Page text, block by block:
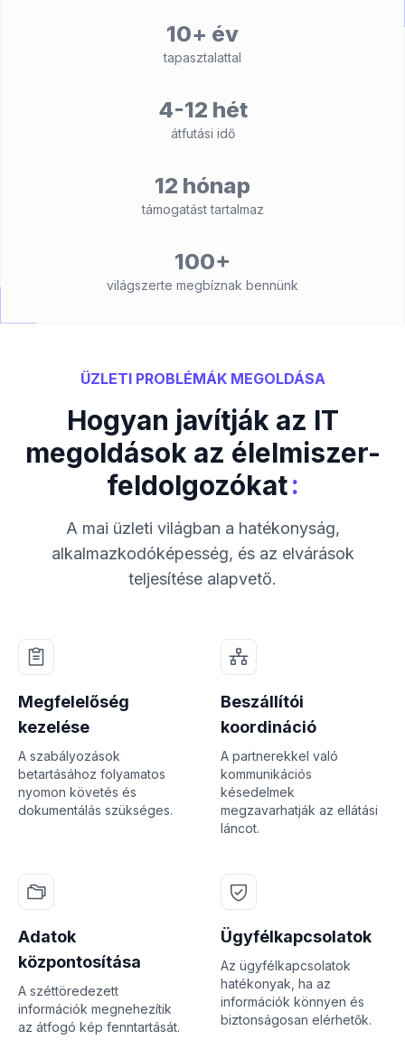
10+ év
tapasztalattal
4-12 hét
átfutási idő
12 hónap
támogatást tartalmaz
100+
világszerte megbíznak bennünk
ÜZLETI PROBLÉMÁK MEGOLDÁSA
Hogyan javítják az IT
megoldások az élelmiszer-
feldolgozókat:
A mai üzleti világban a hatékonyság,
alkalmazkodóképesség, és az elvárások
teljesítése alapvető.
Megfelelőség
kezelése
A szabályozások
betartásához folyamatos
nyomon követés és
dokumentálás szükséges.
Beszállítói
koordináció
A partnerekkel való
kommunikációs
késedelmek
megzavarhatják az ellátási
láncot.
Adatok
központosítása
A széttöredezett
információk megnehezítik
az átfogó kép fenntartását.
Ügyfélkapcsolatok
Az ügyfélkapcsolatok
hatékonyak, ha az
információk könnyen és
biztonságosan elérhetők.